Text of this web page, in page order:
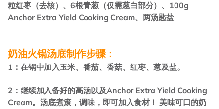
粒红枣（去核）、6根青葱（仅需葱白部分）、100g
Anchor Extra Yield Cooking Cream、两汤匙盐
奶油火锅汤底制作步骤：
1：在锅中加入玉米、番茄、香菇、红枣、葱及盐。
2：继续加入备好的高汤以及Anchor Extra Yield Cooking
Cream。汤底煮滚，调味，即可加入食材！ 美味可口的奶